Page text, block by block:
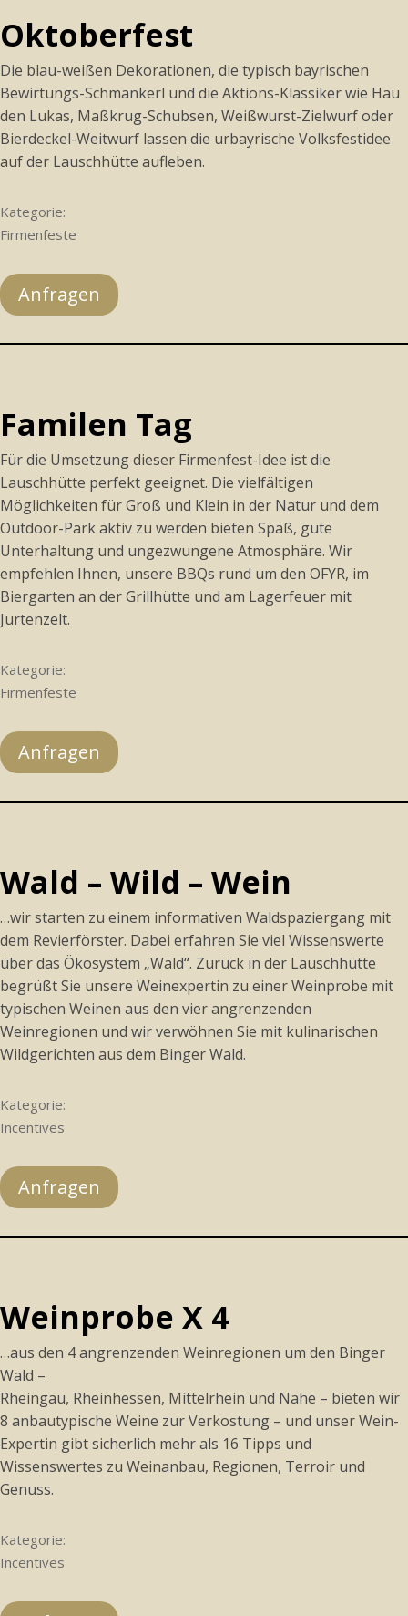
Oktoberfest
Die blau-weißen Dekorationen, die typisch bayrischen
Bewirtungs-Schmankerl und die Aktions-Klassiker wie Hau
den Lukas, Maßkrug-Schubsen, Weißwurst-Zielwurf oder
Bierdeckel-Weitwurf lassen die urbayrische Volksfestidee
auf der Lauschhütte aufleben.
Kategorie:
Firmenfeste
Anfragen
Familen Tag
Für die Umsetzung dieser Firmenfest-Idee ist die
Lauschhütte perfekt geeignet. Die vielfältigen
Möglichkeiten für Groß und Klein in der Natur und dem
Outdoor-Park aktiv zu werden bieten Spaß, gute
Unterhaltung und ungezwungene Atmosphäre. Wir
empfehlen Ihnen, unsere BBQs rund um den OFYR, im
Biergarten an der Grillhütte und am Lagerfeuer mit
Jurtenzelt.
Kategorie:
Firmenfeste
Anfragen
Wald – Wild – Wein
…wir starten zu einem informativen Waldspaziergang mit
dem Revierförster. Dabei erfahren Sie viel Wissenswerte
über das Ökosystem „Wald“. Zurück in der Lauschhütte
begrüßt Sie unsere Weinexpertin zu einer Weinprobe mit
typischen Weinen aus den vier angrenzenden
Weinregionen und wir verwöhnen Sie mit kulinarischen
Wildgerichten aus dem Binger Wald.
Kategorie:
Incentives
Anfragen
Weinprobe X 4
…aus den 4 angrenzenden Weinregionen um den Binger
Wald –
Rheingau, Rheinhessen, Mittelrhein und Nahe – bieten wir
8 anbautypische Weine zur Verkostung – und unser Wein-
Expertin gibt sicherlich mehr als 16 Tipps und
Wissenswertes zu Weinanbau, Regionen, Terroir und
Genuss.
Kategorie:
Incentives